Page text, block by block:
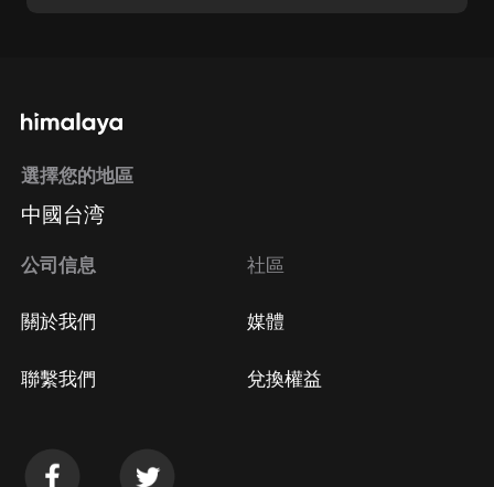
選擇您的地區
中國台湾
公司信息
關於我們
聯繫我們
社區
媒體
兌換權益